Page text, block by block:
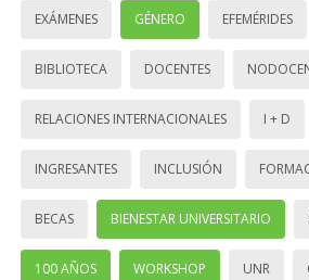
EXÁMENES GÉNERO EFEMÉRIDES
BIBLIOTECA DOCENTES
RELACIONES INTERNACIONALES I + D
INGRESANTES INCLUSIÓN
BECAS BIENESTAR UNIVERSITARIO
100 AÑOS WORKSHOP UNR